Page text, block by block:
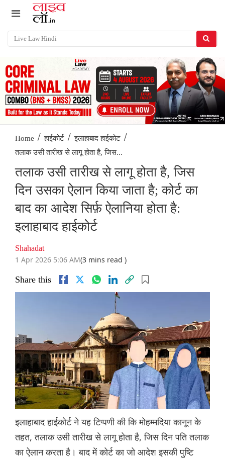
Home / हाईकोर्ट / इलाहाबाद हाईकोट /
तलाक उसी तारीख से लागू होता है, जिस...
तलाक उसी तारीख से लागू होता है, जिस
दिन उसका ऐलान किया जाता है; कोर्ट का
बाद का आदेश सिर्फ़ ऐलानिया होता है:
इलाहाबाद हाईकोर्ट
Shahadat
1 Apr 2026 5:06 AM(3 mins read )
Share this
इलाहाबाद हाईकोर्ट ने यह टिप्पणी की कि मोहम्मदिया कानून के
तहत, तलाक उसी तारीख से लागू होता है, जिस दिन पति तलाक
का ऐलान करता है। बाद में कोर्ट का जो आदेश इसकी पुष्टि